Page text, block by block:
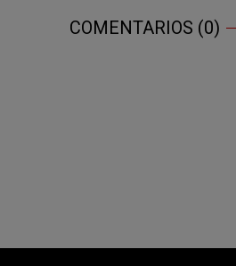
COMENTARIOS (0)